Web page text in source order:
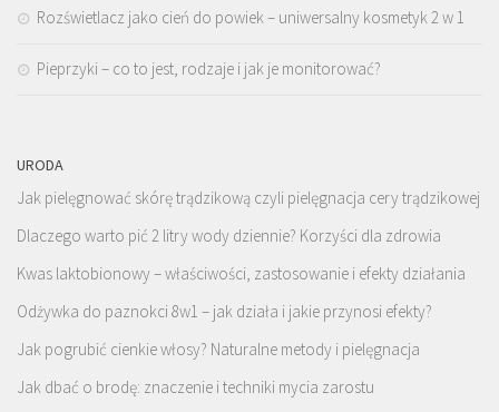
Rozświetlacz jako cień do powiek – uniwersalny kosmetyk 2 w 1
Pieprzyki – co to jest, rodzaje i jak je monitorować?
URODA
Jak pielęgnować skórę trądzikową czyli pielęgnacja cery trądzikowej
Dlaczego warto pić 2 litry wody dziennie? Korzyści dla zdrowia
Kwas laktobionowy – właściwości, zastosowanie i efekty działania
Odżywka do paznokci 8w1 – jak działa i jakie przynosi efekty?
Jak pogrubić cienkie włosy? Naturalne metody i pielęgnacja
Jak dbać o brodę: znaczenie i techniki mycia zarostu